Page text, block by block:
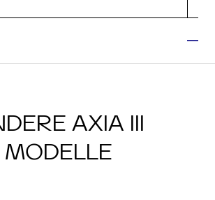
AXIA III
MODELLE